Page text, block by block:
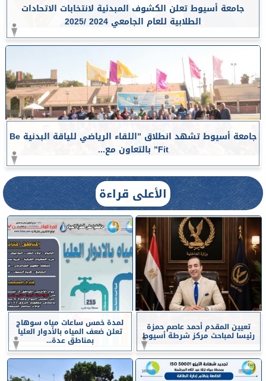
جامعة أسيوط تعلن الكشوف المبدئية لانتخابات الاتحادات
الطلابية للعام الجامعي 2024 /2025
جامعة أسيوط تشهد انطلاق ”اللقاء الرياضي للياقة البدنية Be
Fit” بالتعاون مع...
الأعلى قراءة
تعيين المقدم أحمد عاصم حمزة
رئيسا لمباحث مركز شرطة أسيوط
لمدة خمس ساعات مياه سوهاج
تعلن ضعف المياه بالأدوار العليا
بمناطق عدة...